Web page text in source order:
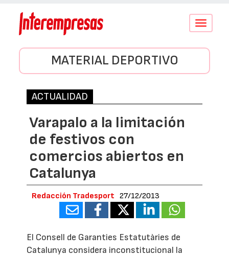
Conmutar
MATERIAL DEPORTIVO
ACTUALIDAD
Varapalo a la limitación
de festivos con
comercios abiertos en
Catalunya
Redacción Tradesport 27/12/2013
El Consell de Garanties Estatutàries de
Catalunya considera inconstitucional la